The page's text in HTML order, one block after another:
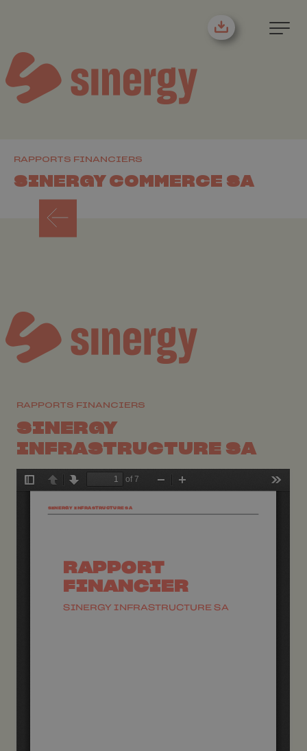
RAPPORTS FINANCIERS
SINERGY COMMERCE SA
RAPPORTS FINANCIERS
SINERGY
INFRASTRUCTURE SA